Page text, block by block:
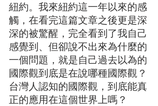
紐約。我來紐約這一年以來的感
觸，在看完這篇文章之後更是深
深的被驚醒，完全看到了我自己
感覺到、但卻說不出來為什麼的
一個問題，就是自己過去以為的
國際觀到底是在說哪種國際觀？
台灣人認知的國際觀，到底能真
正的應用在這個世界上嗎？